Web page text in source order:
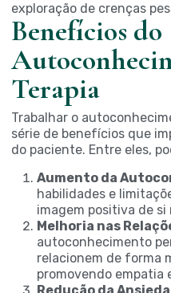
exploração de crenças
Benefícios do
Terapia
Trabalhar o
série de benefícios que
do paciente. Entre eles,
Aumento da
habilidades e
imagem positiva de si
Melhoria nas
autoconhecimento
relacionem de forma
promovendo empatia